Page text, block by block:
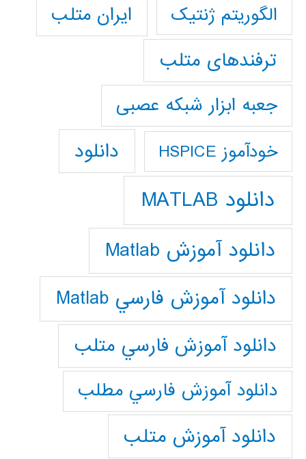
الگوریتم ژنتیک
ایران متلب
ترفندهای متلب
جعبه ابزار شبکه عصبی
خودآموز HSPICE دانلود
دانلود MATLAB
دانلود آموزش Matlab
دانلود آموزش فارسي Matlab
دانلود آموزش فارسي متلب
دانلود آموزش فارسي مطلب
دانلود آموزش متلب